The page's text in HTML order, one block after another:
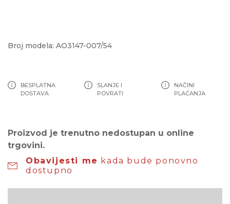
Broj modela: AO3147-007/54
BESPLATNA
DOSTAVA
SLANJE I
POVRATI
NAČINI
PLAĆANJA
Proizvod je trenutno nedostupan u online
trgovini.
Obavijesti me kada bude ponovno
dostupno